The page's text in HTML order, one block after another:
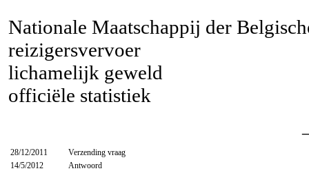
Nationale Maatschappij der
reizigersvervoer
lichamelijk geweld
officiële statistiek
28/12/2011
Verzending vraag
14/5/2012
Antwoord